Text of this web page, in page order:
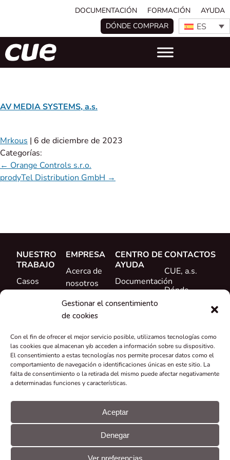
Gestionar el consentimiento
de cookies
Con el fin de ofrecer el mejor servicio posible, utilizamos tecnologías como
las cookies que almacenan y/o acceden a información sobre su dispositivo.
El consentimiento a estas tecnologías nos permite procesar datos como el
comportamiento de navegación o identificaciones únicas en este sitio. La
falta de consentimiento o la retirada del mismo puede afectar negativamente
a determinadas funciones y características.
Aceptar
Denegar
Ver preferencias
DOCUMENTACIÓN FORMACIÓN
AYUDA
DÓNDE COMPRAR
ES
AV MEDIA SYSTEMS, a.s.
Mrkous | 6 de diciembre de 2023
Categorías:
← Orange Controls s.r.o.
prodyTel Distribution GmbH →
NUESTRO
TRABAJO
Casos
Novedades
EMPRESA
Acerca de
nosotros
Conoce al
equipo
Carrera
profesional
Certificados y
declaraciones
Subvenciones
y proyectos
CENTRO DE
AYUDA
Documentación
Formación
CONTACTOS
CUE, a.s.
Dónde
© CUE, a.s.
Todos los
PreferenciasDeclaración